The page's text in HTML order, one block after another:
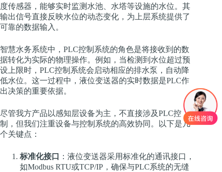
度传感器，能够实时监测水池、水塔等设施的水位。其
输出信号直接反映水位的动态变化，为上层系统提供了
可靠的数据输入。
智慧水务系统中，PLC控制系统的角色是将接收到的数
据转化为实际的物理操作。例如，当检测到水位超过预
设上限时，PLC控制系统会启动相应的排水泵，自动降
低水位。这一过程中，液位变送器的实时数据是PLC作
出决策的重要依据。
尽管我方产品以感知层设备为主，不直接涉及PLC控
制，但我们注重设备与控制系统的高效协同。以下是几
个关键点：
标准化接口
：液位变送器采用标准化的通讯接口，
如Modbus RTU或TCP/IP，确保与PLC系统的无缝